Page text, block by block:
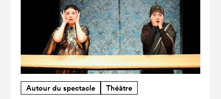
Autour du spectacle Théâtre